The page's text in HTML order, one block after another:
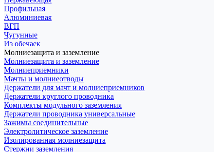
Профильная
Алюминиевая
ВГП
Чугунные
Из обечаек
Молниезащита и заземление
Молниезащита и заземление
Молниеприемники
Мачты и молниеотводы
Держатели для мачт и молниеприемников
Держатели круглого проводника
Комплекты модульного заземления
Держатели проводника универсальные
Зажимы соединительные
Электролитическое заземление
Изолированная молниезащита
Стержни заземления